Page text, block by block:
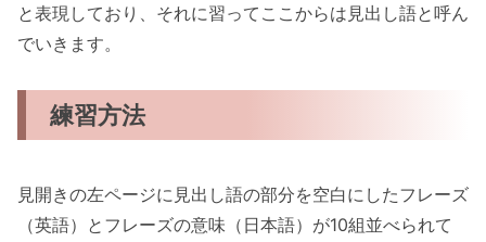
と表現しており、それに習ってここからは見出し語と呼ん
でいきます。
練習方法
見開きの左ページに見出し語の部分を空白にしたフレーズ
（英語）とフレーズの意味（日本語）が10組並べられて